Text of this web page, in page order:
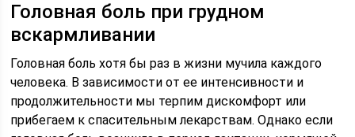
Головная боль при грудном
вскармливании
Головная боль хотя бы раз в жизни мучила каждого
человека. В зависимости от ее интенсивности и
продолжительности мы терпим дискомфорт или
прибегаем к спасительным лекарствам. Однако если